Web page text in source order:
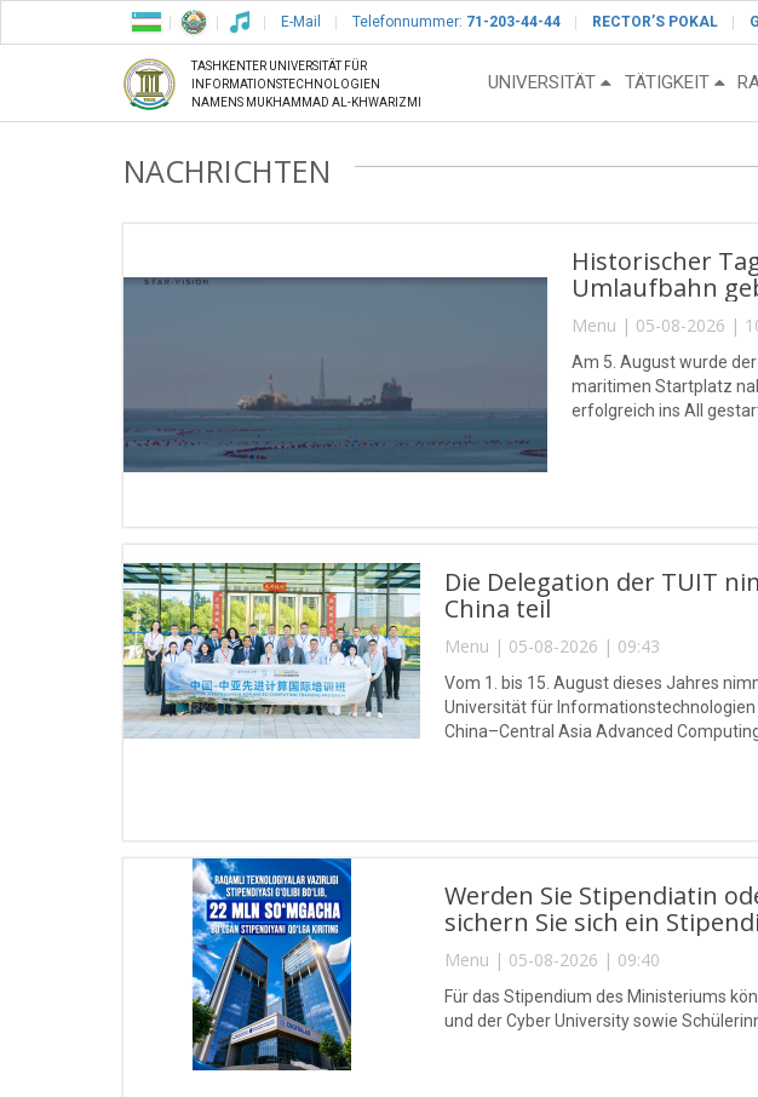
E-Mail Telefonnummer: 71-203-44-44 RECTOR’S POKAL
TASHKENTER UNIVERSITÄT FÜR
INFORMATIONSTECHNOLOGIEN
NAMENS MUKHAMMAD AL-KHWARIZMI
UNIVERSITÄT TÄTIGKEIT
NACHRICHTEN
Historischer
Umlaufbahn
Menu | 05-08-2026 |
Am 5. August wurde
maritimen Startplatz
erfolgreich ins All
Die Delegation der TUIT
China teil
Menu | 05-08-2026 | 09:43
Vom 1. bis 15. August dieses Jahres
Universität für Informationstechnologien
China–Central Asia Advanced
Werden Sie Stipendiatin
sichern Sie sich ein
Menu | 05-08-2026 | 09:40
Für das Stipendium des Ministeriums
und der Cyber University sowie